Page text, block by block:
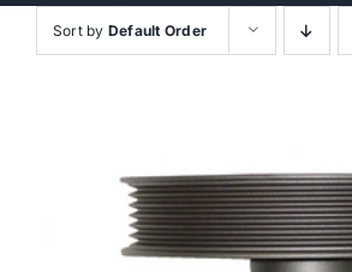
Sort by Default Order